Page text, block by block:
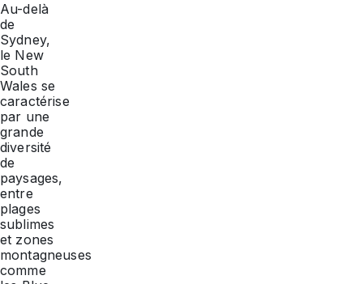
Au-delà
de
Sydney,
le New
South
Wales se
caractérise
par une
grande
diversité
de
paysages,
entre
plages
sublimes
et zones
montagneuses
comme